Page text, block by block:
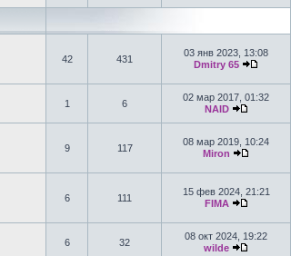
42 431
03 янв 2023, 13:08
Dmitry 65
1 6
02 мар 2017, 01:32
NAID
9 117
08 мар 2019, 10:24
Miron
6 111
15 фев 2024, 21:21
FIMA
6 32
08 окт 2024, 19:22
wilde